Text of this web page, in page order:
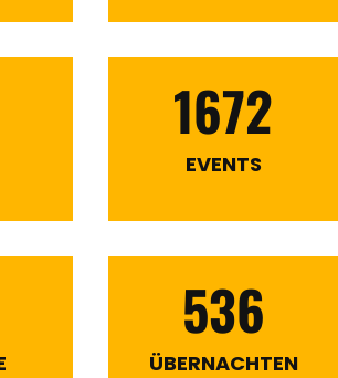
1672
EVENTS
536
ÜBERNACHTEN